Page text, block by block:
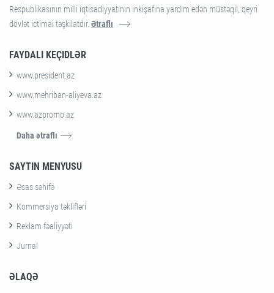
Respublikasının milli iqtisadiyyatının inkişafına yardım edən müstəqil, qeyri
dövlət ictimai təşkilatdır. Ətraflı
FAYDALI KEÇIDLƏR
www.president.az
www.mehriban-aliyeva.az
www.azpromo.az
Daha ətraflı
SAYTIN MENYUSU
Əsas səhifə
Kommersiya təklifləri
Reklam fəaliyyəti
Jurnal
ƏLAQƏ